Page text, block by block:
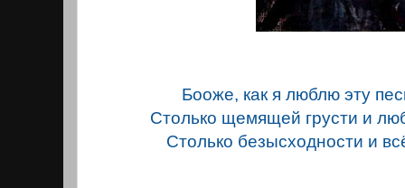
Бооже, как я люблю эту
Столько щемящей грусти и
Столько безысходности и